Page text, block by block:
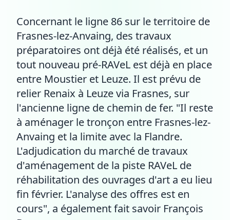
Concernant le ligne 86 sur le territoire de
Frasnes-lez-Anvaing, des travaux
préparatoires ont déjà été réalisés, et un
tout nouveau pré-RAVeL est déjà en place
entre Moustier et Leuze. Il est prévu de
relier Renaix à Leuze via Frasnes, sur
l'ancienne ligne de chemin de fer. "Il reste
à aménager le tronçon entre Frasnes-lez-
Anvaing et la limite avec la Flandre.
L'adjudication du marché de travaux
d'aménagement de la piste RAVeL de
réhabilitation des ouvrages d'art a eu lieu
fin février. L'analyse des offres est en
cours", a également fait savoir François